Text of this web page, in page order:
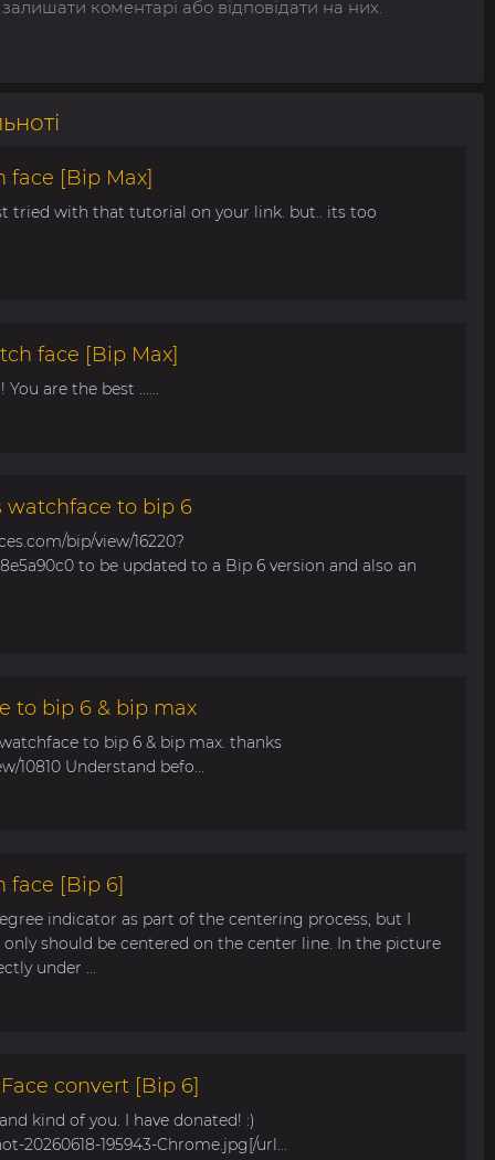
коментарі або відповідати на них.
face [Bip Max]
tried with that tutorial on your link. but.. its too
face [Bip Max]
are the best ......
watchface to bip 6
bip/view/16220?
to be updated to a Bip 6 version and also an
to bip 6 & bip max
to bip 6 & bip max. thanks
10810 Understand befo...
face [Bip 6]
indicator as part of the centering process, but I
should be centered on the center line. In the picture
under ...
convert [Bip 6]
kind of you. I have donated! :)
20260618-195943-Chrome.jpg[/url...